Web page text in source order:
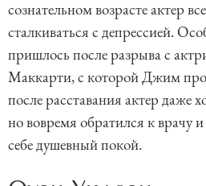
сознательном возрасте актер
сталкиваться с депрессией.
пришлось после разрыва с
Маккарти, с которой Джим
после расставания актер даже
но вовремя обратился к врачу
себе душевный покой.